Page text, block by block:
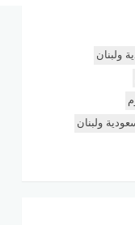
ولبنان
ولبنان